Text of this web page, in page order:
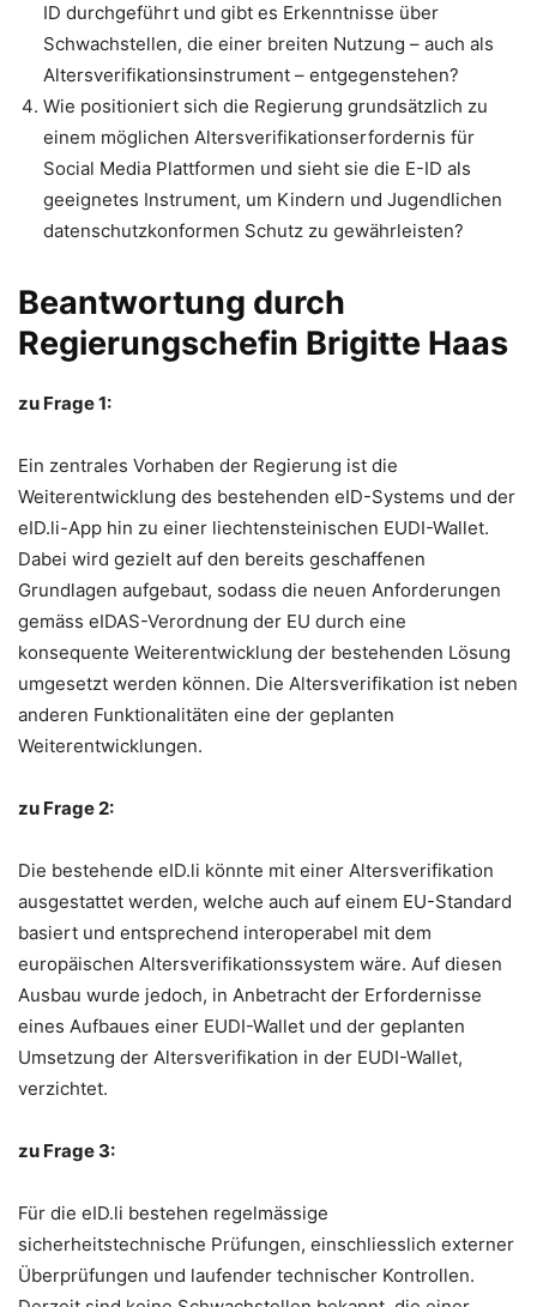
ID durchgeführt und gibt es Erkenntnisse über
Schwachstellen, die einer breiten Nutzung – auch als
Altersverifikationsinstrument – entgegenstehen?
Wie positioniert sich die Regierung grundsätzlich zu
einem möglichen Altersverifikationserfordernis für
Social Media Plattformen und sieht sie die E-ID als
geeignetes Instrument, um Kindern und Jugendlichen
datenschutzkonformen Schutz zu gewährleisten?
Beantwortung durch
Regierungschefin Brigitte Haas
zu Frage 1:
Ein zentrales Vorhaben der Regierung ist die
Weiterentwicklung des bestehenden eID-Systems und der
eID.li-App hin zu einer liechtensteinischen EUDI-Wallet.
Dabei wird gezielt auf den bereits geschaffenen
Grundlagen aufgebaut, sodass die neuen Anforderungen
gemäss eIDAS-Verordnung der EU durch eine
konsequente Weiterentwicklung der bestehenden Lösung
umgesetzt werden können. Die Altersverifikation ist neben
anderen Funktionalitäten eine der geplanten
Weiterentwicklungen.
zu Frage 2:
Die bestehende eID.li könnte mit einer Altersverifikation
ausgestattet werden, welche auch auf einem EU-Standard
basiert und entsprechend interoperabel mit dem
europäischen Altersverifikationssystem wäre. Auf diesen
Ausbau wurde jedoch, in Anbetracht der Erfordernisse
eines Aufbaues einer EUDI-Wallet und der geplanten
Umsetzung der Altersverifikation in der EUDI-Wallet,
verzichtet.
zu Frage 3:
Für die eID.li bestehen regelmässige
sicherheitstechnische Prüfungen, einschliesslich externer
Überprüfungen und laufender technischer Kontrollen.